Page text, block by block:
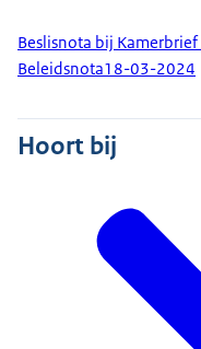
Beslisnota bij
Beleidsnota18-03-2024
Hoort bij